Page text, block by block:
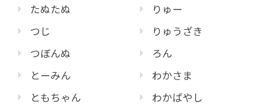
たぬたぬ
つじ
つぼんぬ
とーみん
ともちゃん
りゅー
りゅうざき
ろん
わかさま
わかばやし